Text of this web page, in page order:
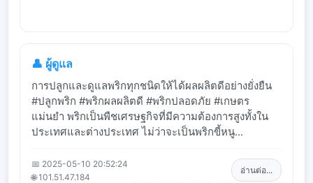
👤 ผู้ดูแล
การปลูกและดูแลพริกทุกชนิดให้ได้ผลผลิตดีอย่างยั่งยืน
#ปลูกพริก #พริกผลผลิตดี #พริกปลอดภัย #เกษตร
แม่นยำ พริกเป็นพืชเศรษฐกิจที่มีความต้องการสูงทั้งใน
ประเทศและต่างประเทศ ไม่ว่าจะเป็นพริกขี้หนู...
📅 2025-05-10 20:52:24
🌐 101.51.47.184
อ่านต่อ...